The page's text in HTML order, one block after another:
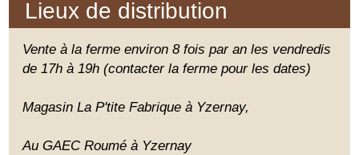
Lieux de distribution
Vente à la ferme environ 8 fois par an les vendredis
de 17h à 19h (contacter la ferme pour les dates)
Magasin La P'tite Fabrique à Yzernay,
Au GAEC Roumé à Yzernay